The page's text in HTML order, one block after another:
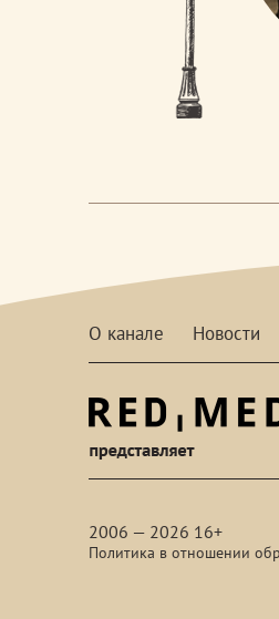
О канале Новости
2006 — 2026 16+
Политика в отношении